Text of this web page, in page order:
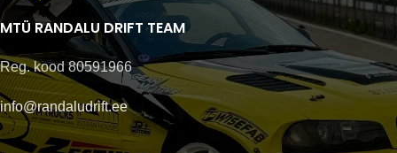
MTÜ RANDALU DRIFT TEAM
Reg. kood 80591966
info@randaludrift.ee